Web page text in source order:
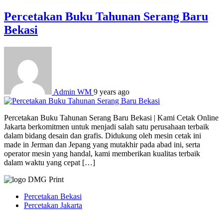
Percetakan Buku Tahunan Serang Baru
Bekasi
Admin WM 9 years ago
Percetakan Buku Tahunan Serang Baru Bekasi | Kami Cetak Online
Jakarta berkomitmen untuk menjadi salah satu perusahaan terbaik
dalam bidang desain dan grafis. Didukung oleh mesin cetak ini
made in Jerman dan Jepang yang mutakhir pada abad ini, serta
operator mesin yang handal, kami memberikan kualitas terbaik
dalam waktu yang cepat […]
Percetakan Bekasi
Percetakan Jakarta